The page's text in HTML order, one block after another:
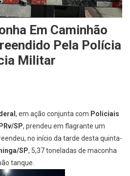
Em Caminhão
Pela Polícia
Militar
, em ação conjunta com Policiais
SP, prendeu em flagrante um
no início da tarde desta quinta-
SP, 5,37 toneladas de maconha
tanque.